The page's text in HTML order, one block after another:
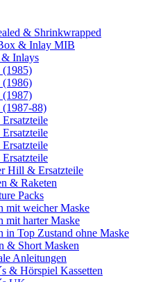
& Shrinkwrapped
& Inlay MIB
Inlays
88)
Hill & Ersatzteile
& Raketen
Packs
mit weicher Maske
mit harter Maske
Top Zustand ohne Maske
& Short Masken
Anleitungen
& Hörspiel Kassetten